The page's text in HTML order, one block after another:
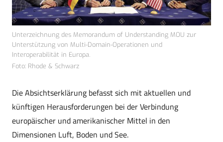
Unterzeichnung des Memorandum of Understanding MOU zur
Unterstützung von Multi-Domain-Operationen und
Interoperabilität in Europa.
Foto: Rhode & Schwarz
Die Absichtserklärung befasst sich mit aktuellen und
künftigen Herausforderungen bei der Verbindung
europäischer und amerikanischer Mittel in den
Dimensionen Luft, Boden und See.